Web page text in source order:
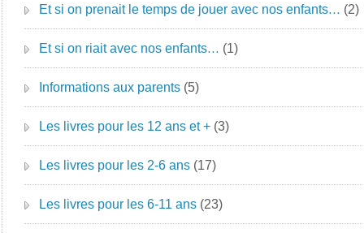
Et si on prenait le temps de jouer avec nos enfants… (2)
Et si on riait avec nos enfants… (1)
Informations aux parents (5)
Les livres pour les 12 ans et + (3)
Les livres pour les 2-6 ans (17)
Les livres pour les 6-11 ans (23)